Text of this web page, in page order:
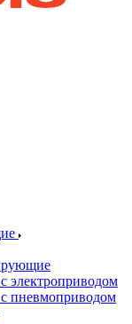
электроприводом
пневмоприводом